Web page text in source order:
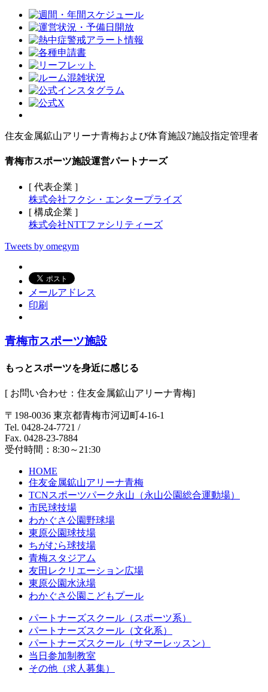
住友金属鉱山アリーナ青梅および体育施設7施設指定管理者
青梅市スポーツ施設運営パートナーズ
[ 代表企業 ]
株式会社フクシ・エンタープライズ
[ 構成企業 ]
株式会社NTTファシリティーズ
Tweets by omegym
メールアドレス
印刷
青梅市スポーツ施設
もっとスポーツを身近に感じる
[ お問い合わせ：住友金属鉱山アリーナ青梅]
〒198-0036 東京都青梅市河辺町4-16-1
Tel. 0428-24-7721 /
Fax. 0428-23-7884
受付時間：8:30～21:30
HOME
住友金属鉱山アリーナ青梅
TCNスポーツパーク永山（永山公園総合運動場）
市民球技場
わかぐさ公園野球場
東原公園球技場
ちがむら球技場
青梅スタジアム
友田レクリエーション広場
東原公園水泳場
わかぐさ公園こどもプール
パートナーズスクール（スポーツ系）
パートナーズスクール（文化系）
パートナーズスクール（サマーレッスン）
当日参加制教室
その他（求人募集）